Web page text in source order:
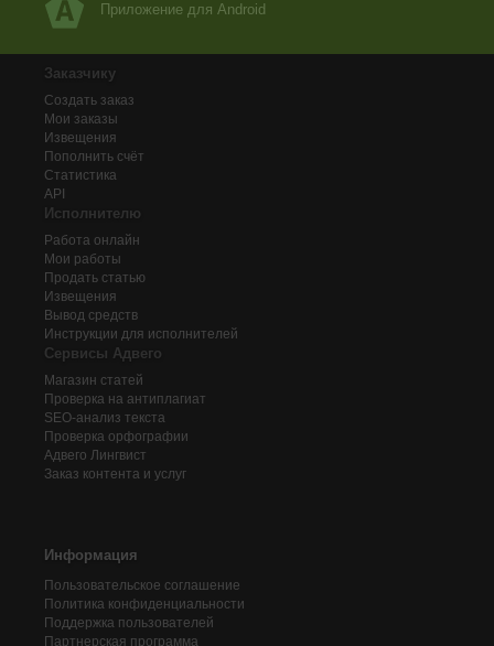
Приложение для Android
Заказчику
Создать заказ
Мои заказы
Извещения
Пополнить счёт
Статистика
API
Исполнителю
Работа онлайн
Мои работы
Продать статью
Извещения
Вывод средств
Инструкции для исполнителей
Сервисы Адвего
Магазин статей
Проверка на антиплагиат
SEO-анализ текста
Проверка орфографии
Адвего Лингвист
Заказ контента и услуг
Информация
Пользовательское соглашение
Политика конфиденциальности
Поддержка пользователей
Партнерская программа